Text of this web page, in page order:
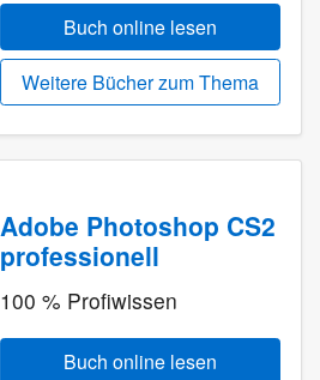
Buch online lesen
Weitere Bücher zum Thema
Adobe Photoshop CS2
professionell
100 % Profiwissen
Buch online lesen